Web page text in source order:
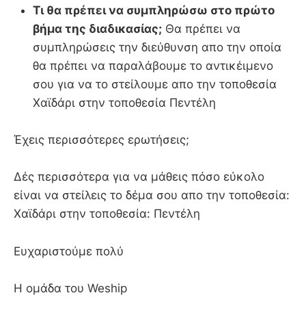
Τι θα πρέπει να συμπληρώσω στο πρώτο
βήμα της διαδικασίας; Θα πρέπει να
συμπληρώσεις την διεύθυνση απο την οποία
θα πρέπει να παραλάβουμε το αντικέιμενο
σου για να το στείλουμε απο την τοποθεσία
Χαϊδάρι στην τοποθεσία Πεντέλη
Έχεις περισσότερες ερωτήσεις;
Δές περισσότερα για να μάθεις πόσο εύκολο
είναι να στείλεις το δέμα σου απο την τοποθεσία:
Χαϊδάρι στην τοποθεσία: Πεντέλη
Ευχαριστούμε πολύ
Η ομάδα του Weship